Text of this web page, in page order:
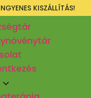
KISZÁLLÍTÁS!